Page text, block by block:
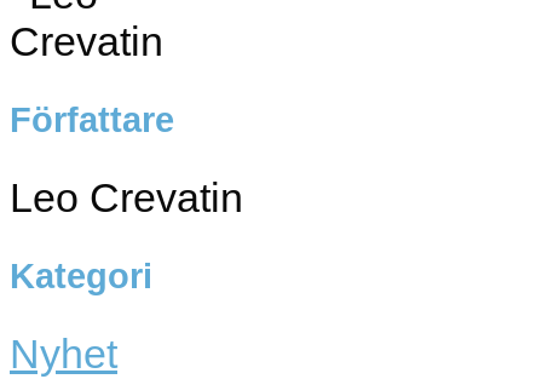
Författare
Leo Crevatin
Kategori
Nyhet